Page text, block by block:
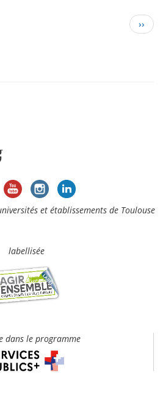
Page
››
et établissements de Toulouse
labellisée
dans le programme